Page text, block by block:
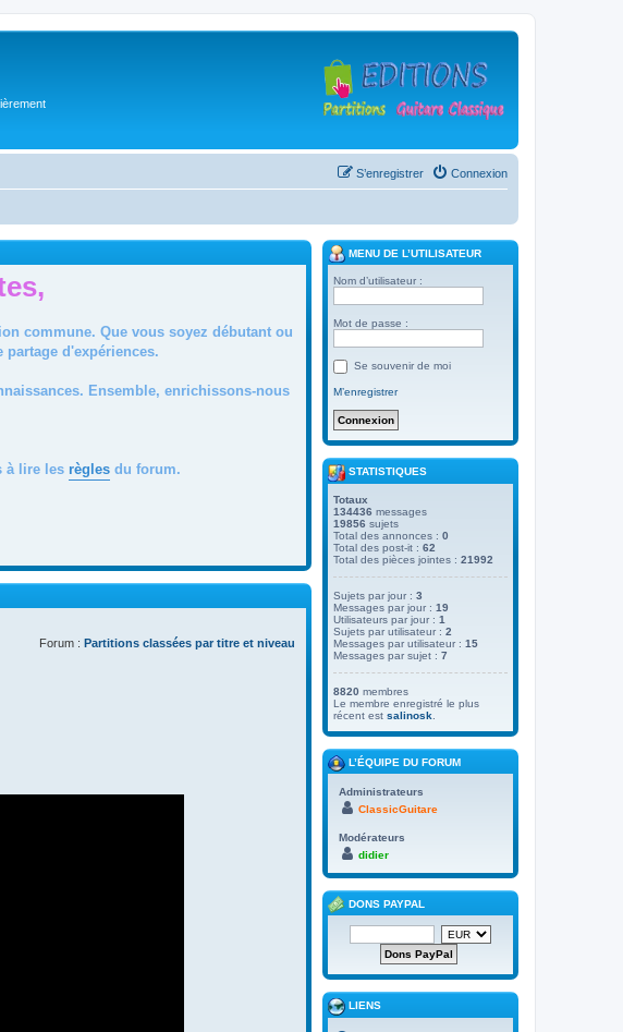
Connexion
S’enregistrer
commune. Que vous soyez débutant ou
d'expériences.
Ensemble, enrichissons-nous
à lire les règles du forum.
Forum : Partitions classées par titre et niveau
MENU DE L’UTILISATEUR
Nom d’utilisateur :
Mot de passe :
Se souvenir de moi
M’enregistrer
STATISTIQUES
Totaux
134436 messages
19856 sujets
Total des annonces : 0
Total des post-it : 62
Total des pièces jointes : 21992
Sujets par jour : 3
Messages par jour : 19
Utilisateurs par jour : 1
Sujets par utilisateur : 2
Messages par utilisateur : 15
Messages par sujet : 7
8820 membres
Le membre enregistré le plus
récent est salinosk
L’ÉQUIPE DU FORUM
Administrateurs
ClassicGuitare
Modérateurs
didier
DONS PAYPAL
LIENS